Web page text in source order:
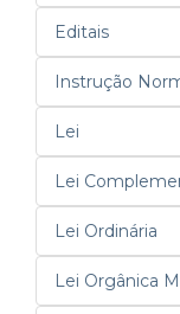
Editais
Instrução
Lei
Lei
Lei Ordinária
Lei Orgânica